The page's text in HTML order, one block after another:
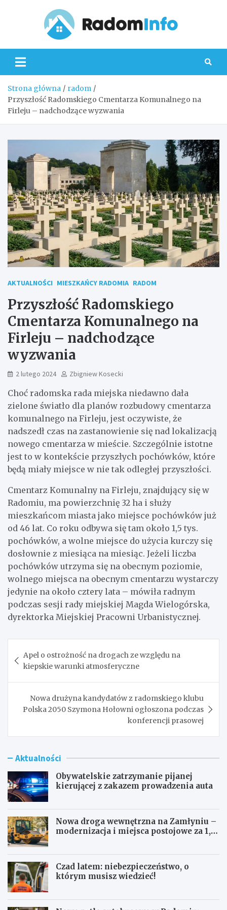
Strona główna
radom
Przyszłość Radomskiego Cmentarza Komunalnego na
Firleju – nadchodzące wyzwania
AKTUALNOŚCI MIESZKAŃCY RADOMIA RADOM
Przyszłość Radomskiego
Cmentarza Komunalnego na
Firleju – nadchodzące
wyzwania
2 lutego 2024 Zbigniew Kosecki
Choć radomska rada miejska niedawno dała
zielone światło dla planów rozbudowy cmentarza
komunalnego na Firleju, jest oczywiste, że
nadszedł czas na zastanowienie się nad lokalizacją
nowego cmentarza w mieście. Szczególnie istotne
jest to w kontekście przyszłych pochówków, które
będą miały miejsce w nie tak odległej przyszłości.
Cmentarz Komunalny na Firleju, znajdujący się w
Radomiu, ma powierzchnię 32 ha i służy
mieszkańcom miasta jako miejsce pochówków już
od 46 lat. Co roku odbywa się tam około 1,5 tys.
pochówków, a wolne miejsce do użycia kurczy się
dosłownie z miesiąca na miesiąc. Jeżeli liczba
pochówków utrzyma się na obecnym poziomie,
wolnego miejsca na obecnym cmentarzu wystarczy
jedynie na około cztery lata – mówiła radnym
podczas sesji rady miejskiej Magda Wielogórska,
dyrektorka Miejskiej Pracowni Urbanistycznej.
wpisu
Apel o ostrożność na drogach ze względu na
kiepskie warunki atmosferyczne
Nowa drużyna kandydatów z radomskiego klubu
Polska 2050 Szymona Hołowni ogłoszona podczas
konferencji prasowej
Aktualności
Obywatelskie zatrzymanie pijanej
kierującej z zakazem prowadzenia auta
Nowa droga wewnętrzna na Zamłyniu –
modernizacja i miejsca postojowe za 1,1
Czad latem: niebezpieczeństwo, o
którym musisz wiedzieć!